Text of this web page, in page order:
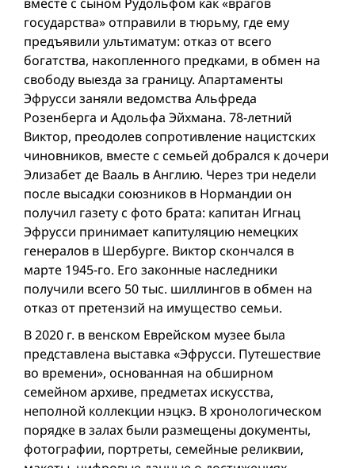
государства» отправили в тюрьму, где ему
предъявили ультиматум: отказ от всего
богатства, накопленного предками, в обмен на
свободу выезда за границу. Апартаменты
Эфрусси заняли ведомства Альфреда
Розенберга и Адольфа Эйхмана. 78-летний
Виктор, преодолев сопротивление нацистских
чиновников, вместе с семьей добрался к дочери
Элизабет де Вааль в Англию. Через три недели
после высадки союзников в Нормандии он
получил газету с фото брата: капитан Игнац
Эфрусси принимает капитуляцию немецких
генералов в Шербурге. Виктор скончался в
марте 1945-го. Его законные наследники
получили всего 50 тыс. шиллингов в обмен на
отказ от претензий на имущество семьи.
В 2020 г. в венском Еврейском музее была
представлена выставка «Эфрусси. Путешествие
во времени», основанная на обширном
семейном архиве, предметах искусства,
неполной коллекции нэцкэ. В хронологическом
порядке в залах были размещены документы,
фотографии, портреты, семейные реликвии,